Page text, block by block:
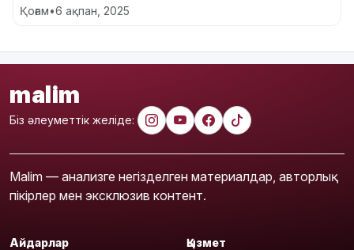
Қоғам•6 ақпан, 2025
malim
Біз әлеуметтік желіде:
Malim — анализге негізделген материалдар, авторлық
пікірлер мен эксклюзив контент.
Айдарлар Қызмет